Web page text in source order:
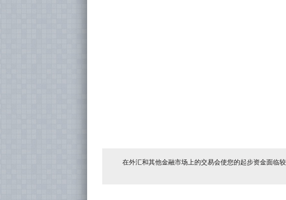
在外汇和其他金融市场上的交易会使您的起步资金面临